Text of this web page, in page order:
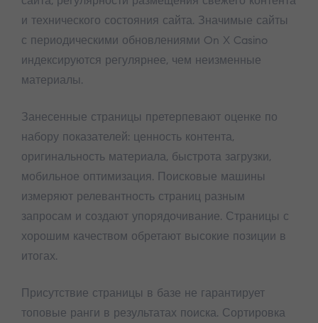
и технического состояния сайта. Значимые сайты
с периодическими обновлениями On X Casino
индексируются регулярнее, чем неизменные
материалы.
Занесенные страницы претерпевают оценке по
набору показателей: ценность контента,
оригинальность материала, быстрота загрузки,
мобильное оптимизация. Поисковые машины
измеряют релевантность страниц разным
запросам и создают упорядочивание. Страницы с
хорошим качеством обретают высокие позиции в
итогах.
Присутствие страницы в базе не гарантирует
топовые ранги в результатах поиска. Сортировка